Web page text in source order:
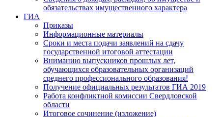
обязательствах имущественного характера
ГИА
Приказы
Информационные материалы
Сроки и места подачи заявлений на сдачу
государственной итоговой аттестации
Вниманию выпускников прошлых лет,
обучающихся образовательных организаций
среднего профессионального образования!
Получение официальных результатов ГИА 2019
Работа конфликтной комиссии Свердловской
области
Итоговое сочинение (изложение)